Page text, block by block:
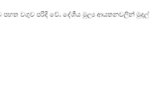
පහත වගුව පරිදි වේ. දේශීය මුල්‍ය ආයතනවලින් මුදල්